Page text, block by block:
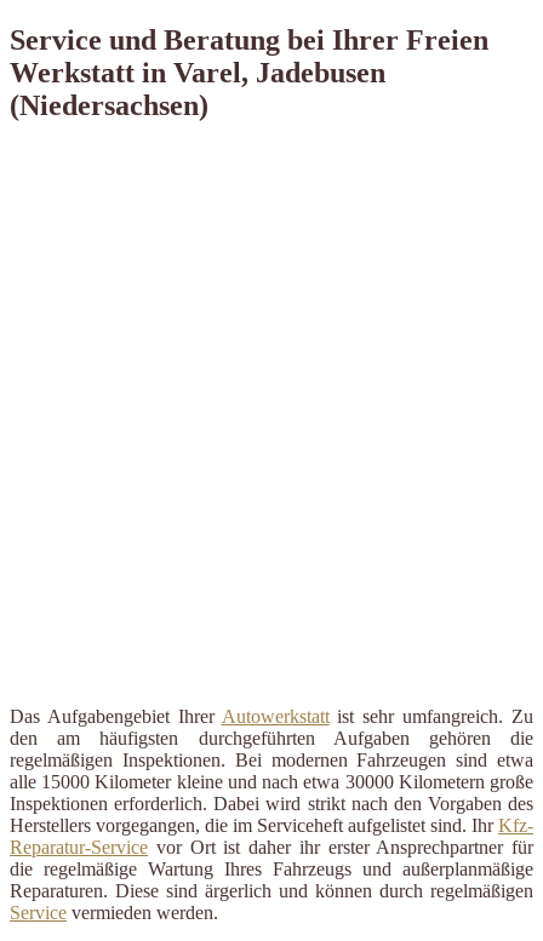
Service und Beratung bei Ihrer Freien
Werkstatt in Varel, Jadebusen
(Niedersachsen)
Das Aufgabengebiet Ihrer Autowerkstattist sehr umfangreich. Zu
den am häufigsten durchgeführten Aufgaben gehören die
regelmäßigen Inspektionen. Bei modernen Fahrzeugen sind etwa
alle 15000 Kilometer kleine und nach etwa 30000 Kilometern große
Inspektionen erforderlich. Dabei wird strikt nach den Vorgaben des
Herstellers vorgegangen, die im Serviceheft aufgelistet sind. IhrKfz-
Reparatur-Service vor Ort ist daher ihr erster Ansprechpartner für
die regelmäßige Wartung Ihres Fahrzeugs und außerplanmäßige
Reparaturen. Diese sind ärgerlich und können durch regelmäßigen
Service vermieden werden.